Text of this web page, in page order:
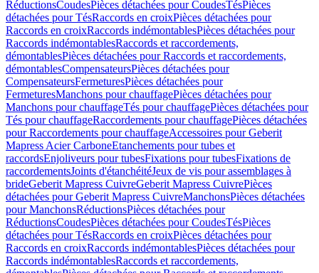
RéductionsCoudesPièces détachées pour CoudesTésPièces
détachées pour TésRaccords en croixPièces détachées pour
Raccords en croixRaccords indémontablesPièces détachées pour
Raccords indémontablesRaccords et raccordements,
démontablesPièces détachées pour Raccords et raccordements,
démontablesCompensateursPièces détachées pour
CompensateursFermeturesPièces détachées pour
FermeturesManchons pour chauffagePièces détachées pour
Manchons pour chauffageTés pour chauffagePièces détachées pour
Tés pour chauffageRaccordements pour chauffagePièces détachées
pour Raccordements pour chauffageAccessoires pour Geberit
Mapress Acier CarboneEtanchements pour tubes et
raccordsEnjoliveurs pour tubesFixations pour tubesFixations de
raccordementsJoints d'étanchéitéJeux de vis pour assemblages à
brideGeberit Mapress CuivreGeberit Mapress CuivrePièces
détachées pour Geberit Mapress CuivreManchonsPièces détachées
pour ManchonsRéductionsPièces détachées pour
RéductionsCoudesPièces détachées pour CoudesTésPièces
détachées pour TésRaccords en croixPièces détachées pour
Raccords en croixRaccords indémontablesPièces détachées pour
Raccords indémontablesRaccords et raccordements,